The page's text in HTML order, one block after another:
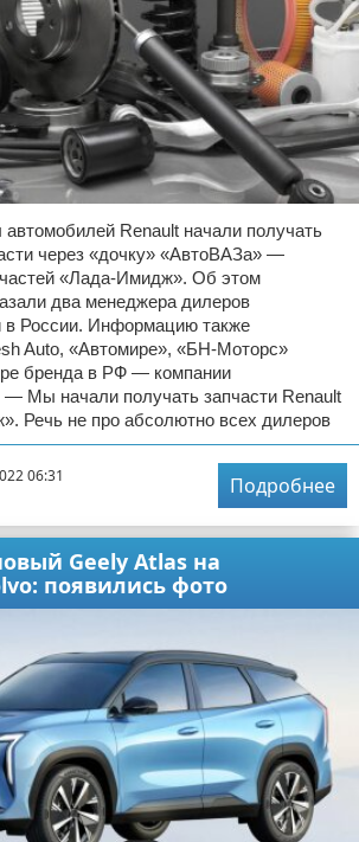
Renault начали получать
через «дочку» «АвтоВАЗа» —
«Лада-Имидж». Об этом
два менеджера дилеров
в России. Информацию также
Auto, «Автомире», «БН-Моторс»
бренда в РФ — компании
— Мы начали получать запчасти Renault
Речь не про абсолютно всех дилеров
06:31
Подробнее
Geely Atlas на
появились фото